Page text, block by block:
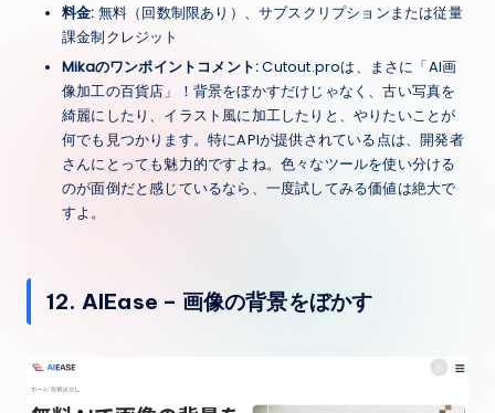
料金: 無料（回数制限あり）、サブスクリプションまたは従量
課金制クレジット
Mikaのワンポイントコメント:Cutout.proは、まさに「AI画
像加工の百貨店」！背景をぼかすだけじゃなく、古い写真を
綺麗にしたり、イラスト風に加工したりと、やりたいことが
何でも見つかります。特にAPIが提供されている点は、開発者
さんにとっても魅力的ですよね。色々なツールを使い分ける
のが面倒だと感じているなら、一度試してみる価値は絶大で
すよ。
12. AIEase – 画像の背景をぼかす